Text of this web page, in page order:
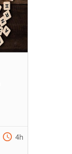
4h